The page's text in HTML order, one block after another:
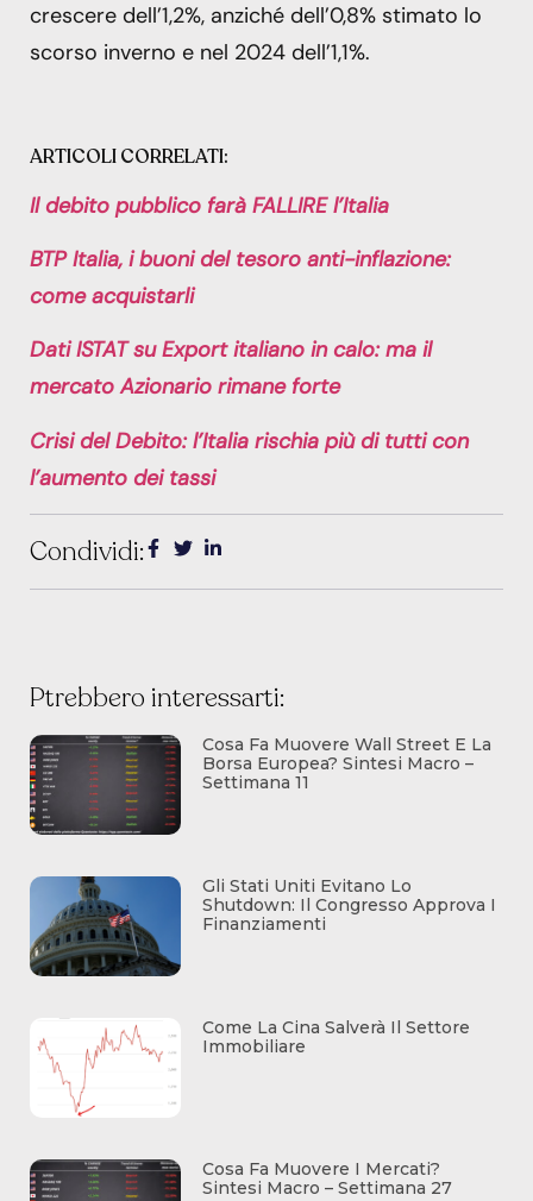
crescere dell’1,2%, anziché dell’0,8% stimato lo
scorso inverno e nel 2024 dell’1,1%.
ARTICOLI CORRELATI:
Il debito pubblico farà FALLIRE l’Italia
BTP Italia, i buoni del tesoro anti-inflazione:
come acquistarli
Dati ISTAT su Export italiano in calo: ma il
mercato Azionario rimane forte
Crisi del Debito: l’Italia rischia più di tutti con
l’aumento dei tassi
Condividi:
Ptrebbero interessarti:
Cosa Fa Muovere Wall Street E La
Borsa Europea? Sintesi Macro –
Settimana 11
Gli Stati Uniti Evitano Lo
Shutdown: Il Congresso Approva I
Finanziamenti
Come La Cina Salverà Il Settore
Immobiliare
Cosa Fa Muovere I Mercati?
Sintesi Macro – Settimana 27